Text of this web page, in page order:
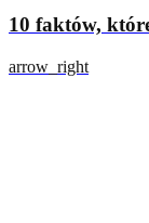
10 faktów,
arrow_right